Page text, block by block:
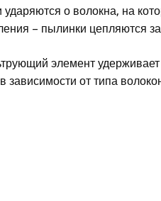
ударяются о волокна, на
– пылинки цепляются
элемент
зависимости от типа